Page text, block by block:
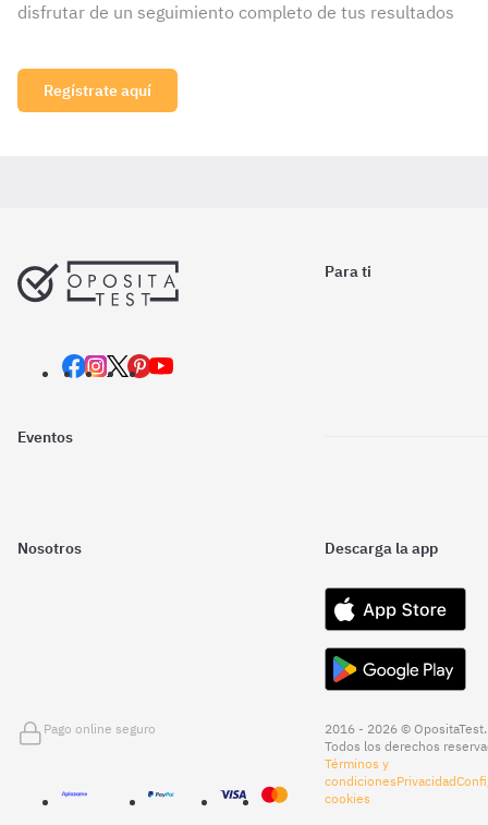
disfrutar de un seguimiento completo de tus resultados
Regístrate aquí
Para ti
Eventos
Nosotros Descarga la app
Pago online seguro
2016 - 2026 © OpositaTest.
Todos los derechos
Términos y
condicionesPrivacidad
cookies